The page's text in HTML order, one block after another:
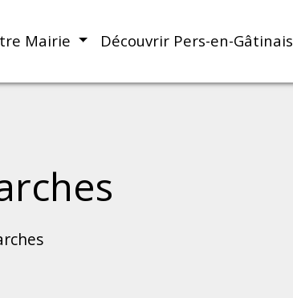
Mairie Découvrir Pers-en-Gâtinais